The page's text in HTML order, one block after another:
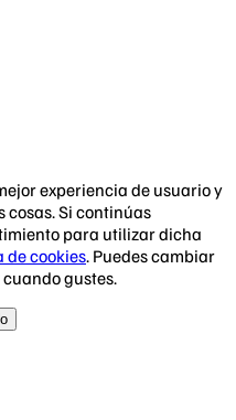
experiencia de usuario y
Si continúas
para utilizar dicha
de cookies. Puedes cambiar
gustes.